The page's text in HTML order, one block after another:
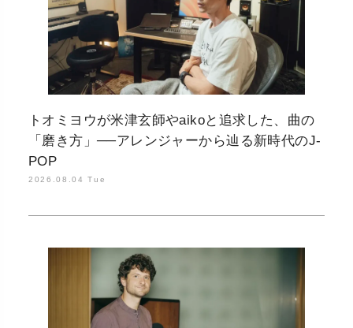
トオミヨウが米津玄師やaikoと追求した、曲の
「磨き方」──アレンジャーから辿る新時代のJ-
POP
2026.08.04 Tue